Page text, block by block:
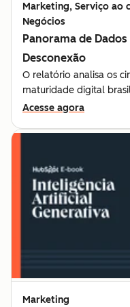
Marketing, Serviço ao
Negócios
Panorama de
Desconexão
O relatório analisa os
maturidade digital
Acesse agora
Marketing